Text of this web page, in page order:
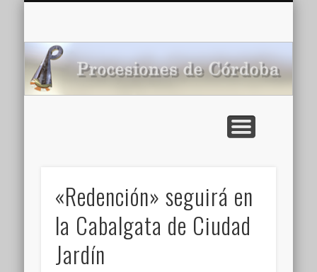
«Redención» seguirá en
la Cabalgata de Ciudad
Jardín